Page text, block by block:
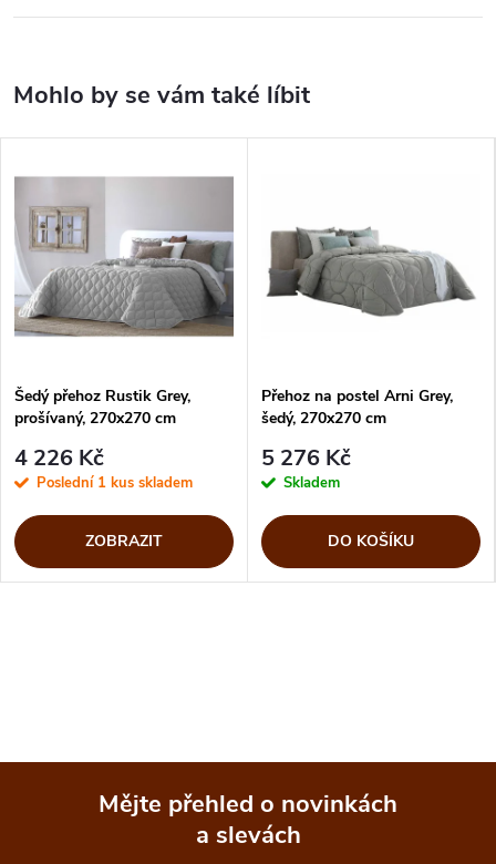
Šedý přehoz Rustik Grey,
prošívaný, 270x270 cm
4 226 Kč
Poslední 1 kus skladem
ZOBRAZIT
Přehoz na postel Arni Grey,
šedý, 270x270 cm
5 276 Kč
Skladem
DO KOŠÍKU
Mějte přehled o novinkách
a slevách